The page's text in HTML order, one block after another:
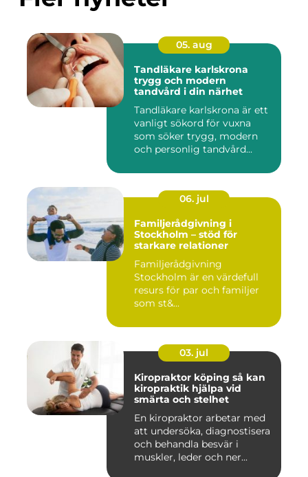
05. aug
Tandläkare karlskrona
trygg och modern
tandvård i din närhet
Tandläkare karlskrona är ett
vanligt sökord för vuxna
som söker trygg, modern
och personlig tandvård...
06. jul
Familjerådgivning i
Stockholm – stöd för
starkare relationer
Familjerådgivning
Stockholm är en värdefull
resurs för par och familjer
som st&...
03. jul
Kiropraktor köping så kan
kiropraktik hjälpa vid
smärta och stelhet
En kiropraktor arbetar med
att undersöka, diagnostisera
och behandla besvär i
muskler, leder och ner...